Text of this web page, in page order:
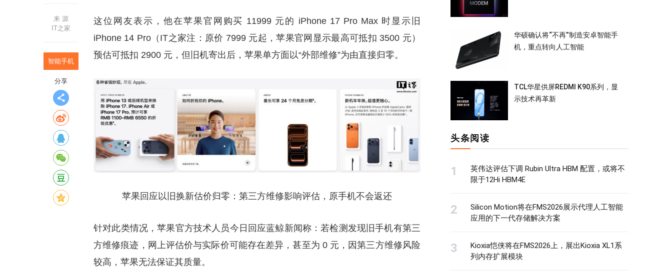
来 源
IT之家
智能手机
分享
这位网友表示，他在苹果官网购买 11999 元的 iPhone 17 Pro Max 时显示旧
iPhone 14 Pro（IT之家注：原价 7999 元起，苹果官网显示最高可抵扣 3500 元）
预估可抵扣 2900 元，但旧机寄出后，苹果单方面以“外部维修”为由直接归零。
苹果回应以旧换新估价归零：第三方维修影响评估，原手机不会返还
针对此类情况，苹果官方技术人员今日回应蓝鲸新闻称：若检测发现旧手机有第三
方维修痕迹，网上评估价与实际价可能存在差异，甚至为 0 元，因第三方维修风险
较高，苹果无法保证其质量。
华硕确认将“不再”制造安卓智能手
机，重点转向人工智能
TCL华星供屏REDMI K90系列，显
示技术再革新
头条阅读
英伟达评估下调 Rubin Ultra HBM 配置，或将不
限于12Hi HBM4E
Silicon Motion将在FMS2026展示代理人工智能
应用的下一代存储解决方案
Kioxia恺侠将在FMS2026上，展出Kioxia XL1系
列内存扩展模块